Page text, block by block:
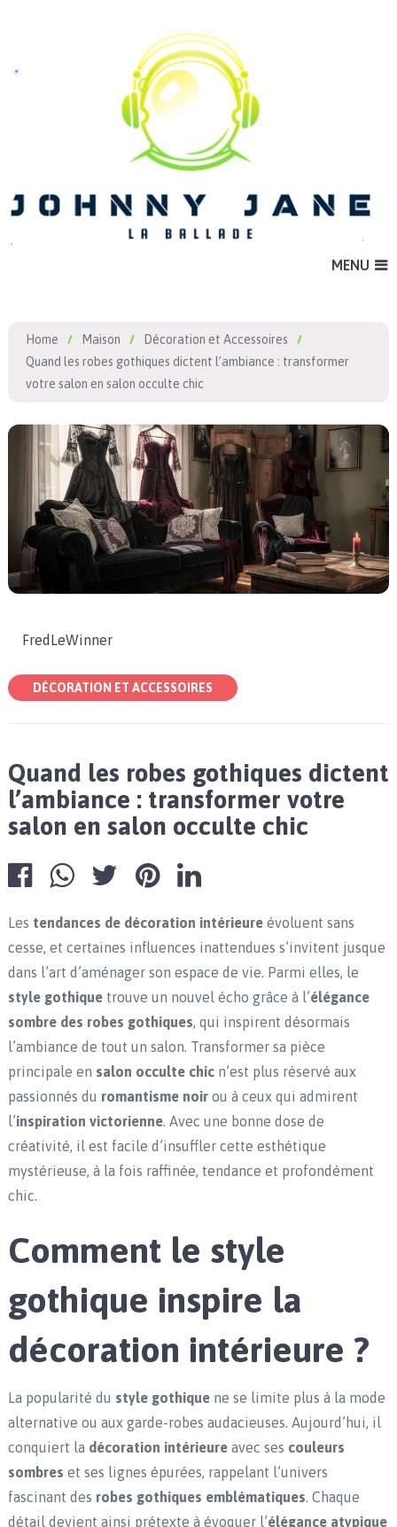
MENU
Home Maison
Décoration et Accessoires
Quand les robes gothiques dictent l’ambiance : transformer
votre salon en salon occulte chic
FredLeWinner
DÉCORATION ET ACCESSOIRES
Quand les robes gothiques dictent
l’ambiance : transformer votre
salon en salon occulte chic
Les tendances de décoration intérieureévoluent sans
cesse, et certaines influences inattendues s’invitent jusque
dans l’art d’aménager son espace de vie. Parmi elles, le
style gothiquetrouve un nouvel écho grâce à l’élégance
sombre des robes gothiques, qui inspirent désormais
l’ambiance de tout un salon. Transformer sa pièce
principale en salon occulte chicn’est plus réservé aux
passionnés du romantisme noirou à ceux qui admirent
l’inspiration victorienne. Avec une bonne dose de
créativité, il est facile d’insuffler cette esthétique
mystérieuse, à la fois raffinée, tendance et profondément
chic.
Comment le style
gothique inspire la
décoration intérieure ?
La popularité du style gothiquene se limite plus à la mode
alternative ou aux garde-robes audacieuses. Aujourd’hui, il
conquiert la décoration intérieureavec ses couleurs
sombres et ses lignes épurées, rappelant l’univers
fascinant des robes gothiques emblématiques. Chaque
détail devient ainsi prétexte à évoquer l’élégance atypique